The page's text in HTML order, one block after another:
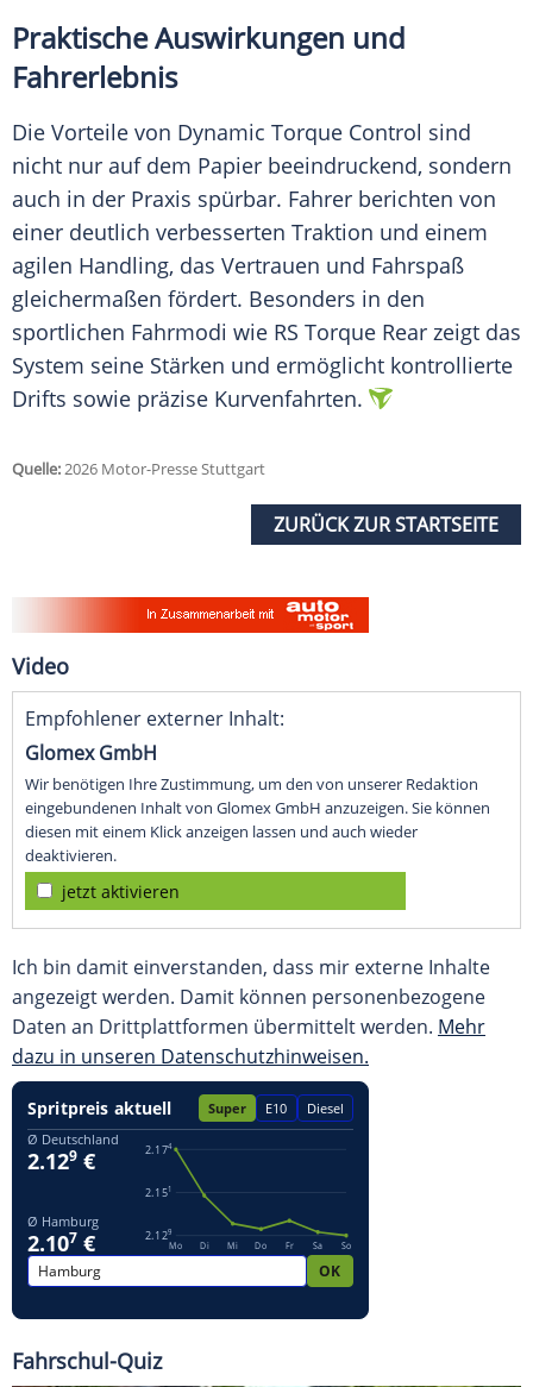
Praktische Auswirkungen und
Fahrerlebnis
Die Vorteile von Dynamic Torque Control sind
nicht nur auf dem Papier beeindruckend, sondern
auch in der Praxis spürbar. Fahrer berichten von
einer deutlich verbesserten Traktion und einem
agilen Handling, das Vertrauen und Fahrspaß
gleichermaßen fördert. Besonders in den
sportlichen Fahrmodi wie RS Torque Rear zeigt das
System seine Stärken und ermöglicht kontrollierte
Drifts sowie präzise Kurvenfahrten.
Quelle:2026 Motor-Presse Stuttgart
ZURÜCK ZUR STARTSEITE
Video
Empfohlener externer Inhalt:
Glomex GmbH
Wir benötigen Ihre Zustimmung, um den von unserer Redaktion
eingebundenen Inhalt von Glomex GmbH anzuzeigen. Sie können
diesen mit einem Klick anzeigen lassen und auch wieder
deaktivieren.
jetzt aktivieren
Ich bin damit einverstanden, dass mir externe Inhalte
angezeigt werden. Damit können personenbezogene
Daten an Drittplattformen übermittelt werden. Mehr
dazu in unseren Datenschutzhinweisen.
Fahrschul-Quiz